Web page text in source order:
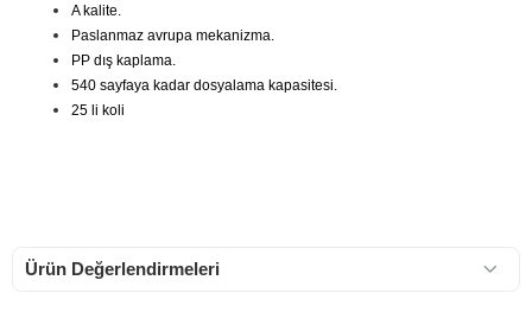
A kalite.
Paslanmaz avrupa mekanizma.
PP dış kaplama.
540 sayfaya kadar dosyalama kapasitesi.
25 li koli
Ürün Değerlendirmeleri